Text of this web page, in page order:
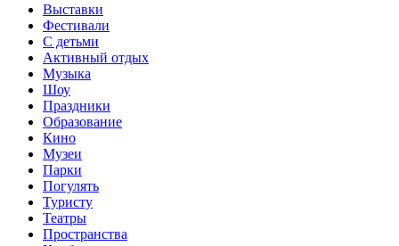
Выставки
Фестивали
С детьми
Активный отдых
Музыка
Шоу
Праздники
Образование
Кино
Музеи
Парки
Погулять
Туристу
Театры
Пространства